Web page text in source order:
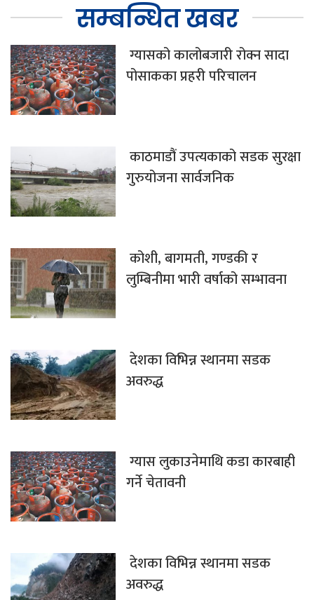
सम्बन्धित खबर
ग्यासको कालोबजारी रोक्न सादा
पोसाकका प्रहरी परिचालन
काठमाडौं उपत्यकाको सडक सुरक्षा
गुरुयोजना सार्वजनिक
कोशी, बागमती, गण्डकी र
लुम्बिनीमा भारी वर्षाको सम्भावना
देशका विभिन्न स्थानमा सडक
अवरुद्ध
ग्यास लुकाउनेमाथि कडा कारबाही
गर्ने चेतावनी
देशका विभिन्न स्थानमा सडक
अवरुद्ध